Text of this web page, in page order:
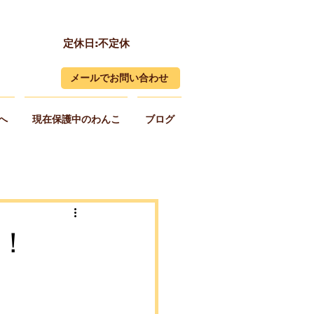
定休日:不定休
メールでお問い合わせ
現在保護中のわんこ ブログ